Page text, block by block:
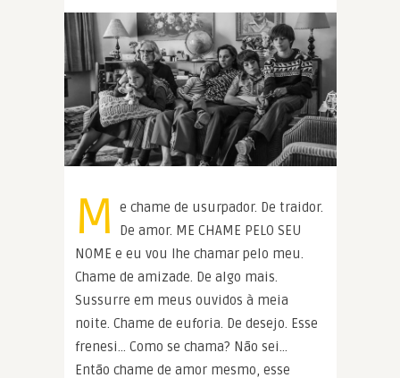
M
e chame de usurpador. De traidor.
De amor. ME CHAME PELO SEU
NOME e eu vou lhe chamar pelo meu.
Chame de amizade. De algo mais.
Sussurre em meus ouvidos à meia
noite. Chame de euforia. De desejo. Esse
frenesi… Como se chama? Não sei…
Então chame de amor mesmo, esse